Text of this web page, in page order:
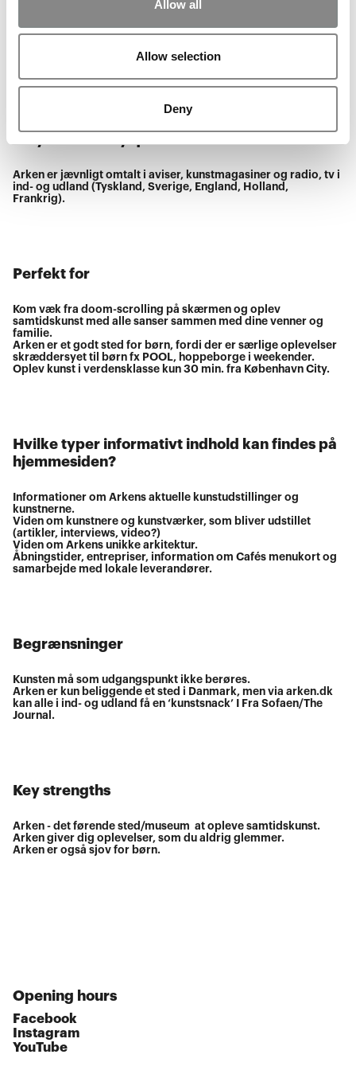
Allow all
Allow selection
Deny
Protection Agency if you are dissatisfied with the way we
information at www.datatilsynet.com. You can learn more
Arken er jævnligt omtalt i aviser, kunstmagasiner og radio, tv i
ind- og udland (Tyskland, Sverige, England, Holland,
Frankrig).
Perfekt for
Kom væk fra doom-scrolling på skærmen og oplev
samtidskunst med alle sanser sammen med dine venner og
familie.
Arken er et godt sted for børn, fordi der er særlige oplevelser
skræddersyet til børn fx POOL, hoppeborge i weekender.
Oplev kunst i verdensklasse kun 30 min. fra København City.
Hvilke typer informativt indhold kan findes på
hjemmesiden?
Informationer om Arkens aktuelle kunstudstillinger og
kunstnerne.
Viden om kunstnere og kunstværker, som bliver udstillet
(artikler, interviews, video?)
Viden om Arkens unikke arkitektur.
Åbningstider, entrepriser, information om Cafés menukort og
samarbejde med lokale leverandører.
Begrænsninger
Kunsten må som udgangspunkt ikke berøres.
Arken er kun beliggende et sted i Danmark, men via arken.dk
kan alle i ind- og udland få en ‘kunstsnack’ I Fra Sofaen/The
Journal.
Key strengths
Arken - det førende sted/museum at opleve samtidskunst.
Arken giver dig oplevelser, som du aldrig glemmer.
Arken er også sjov for børn.
Opening hours
Facebook
Instagram
YouTube